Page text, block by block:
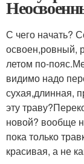
С чего начать?
освоен,ровный,
летом по-
видимо надо
сухая,длинная,
эту
новой? вообще
пока только
красивая, а не